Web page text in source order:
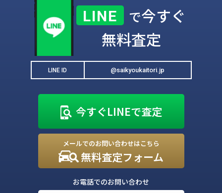
LINE で今すぐ
無料査定
LINE ID @saikyoukaitori.jp
今すぐLINEで査定
メールでのお問い合わせはこちら
無料査定フォーム
お電話でのお問い合わせ